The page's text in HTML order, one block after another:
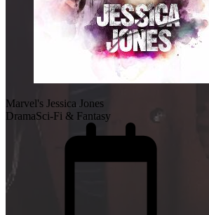
Marvel's Jessica Jones
DramaSci-Fi & Fantasy